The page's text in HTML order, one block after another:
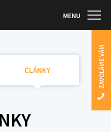
ZAVOLÁME VÁM
MENU
ČLÁNKY